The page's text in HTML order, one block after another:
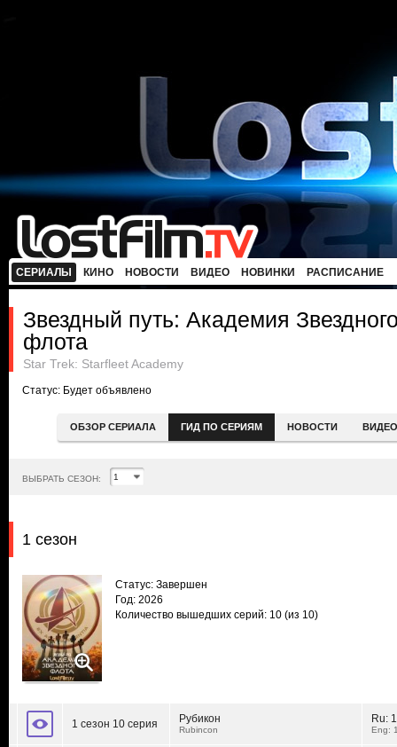
СЕРИАЛЫ КИНО НОВОСТИ ВИДЕО НОВИНКИ РАСПИСАНИЕ
Звездный путь: Академия
флота
Star Trek: Starfleet Academy
Статус: Будет объявлено
ОБЗОР СЕРИАЛА ГИД ПО СЕРИЯМ НОВОСТИ ВИДЕО
ВЫБРАТЬ СЕЗОН:
1 сезон
Статус: Завершен
Год: 2026
Количество вышедших серий: 10 (из 10)
1 сезон 10 серия Рубикон
Rubincon
Ru:
Eng: